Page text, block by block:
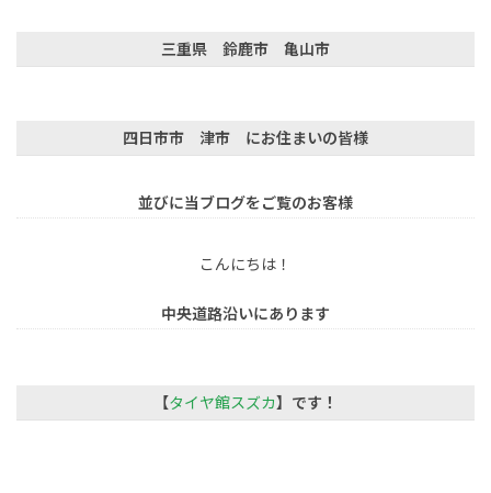
三重県 鈴鹿市 亀山市
四日市市 津市 にお住まいの皆様
並びに当ブログをご覧のお客様
こんにちは！
中央道路沿いにあります
【タイヤ館スズカ】です！